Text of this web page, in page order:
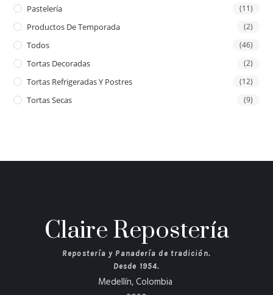
Pastelería (11)
Productos De Temporada (2)
Todos (46)
Tortas Decoradas (2)
Tortas Refrigeradas Y Postres (12)
Tortas Secas (9)
Claire Repostería
Repostería y Panadería de tradición.
Desde 1954.
Medellín, Colombia